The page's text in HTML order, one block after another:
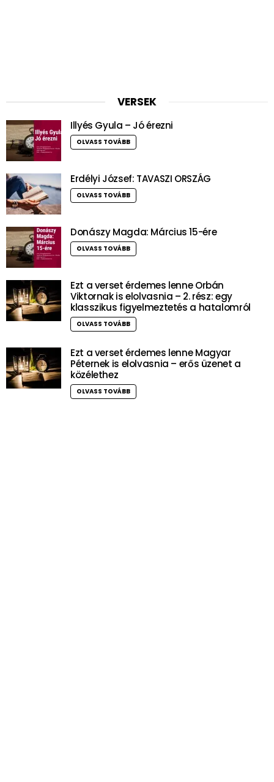
VERSEK
Illyés Gyula – Jó érezni
OLVASS TOVÁBB
Erdélyi József: TAVASZI ORSZÁG
OLVASS TOVÁBB
Donászy Magda: Március 15-ére
OLVASS TOVÁBB
Ezt a verset érdemes lenne Orbán
Viktornak is elolvasnia – 2. rész: egy
klasszikus figyelmeztetés a hatalomról
OLVASS TOVÁBB
Ezt a verset érdemes lenne Magyar
Péternek is elolvasnia – erős üzenet a
közélethez
OLVASS TOVÁBB